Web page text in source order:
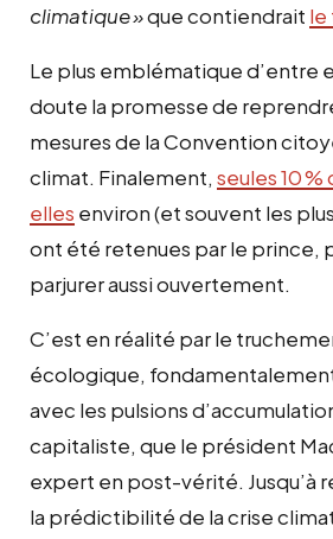
climatique»que contiendrait le
Le plus emblématique d’entre
doute la promesse de
mesures de la Convention
climat. Finalement, seules 10%
elles environ (et souvent les
ont été retenues par le prince,
parjurer aussi ouvertement.
C’est en réalité par le
écologique,
avec les pulsions
capitaliste, que le président
expert en post-vérité. Jusqu’à
la prédictibilité de la crise